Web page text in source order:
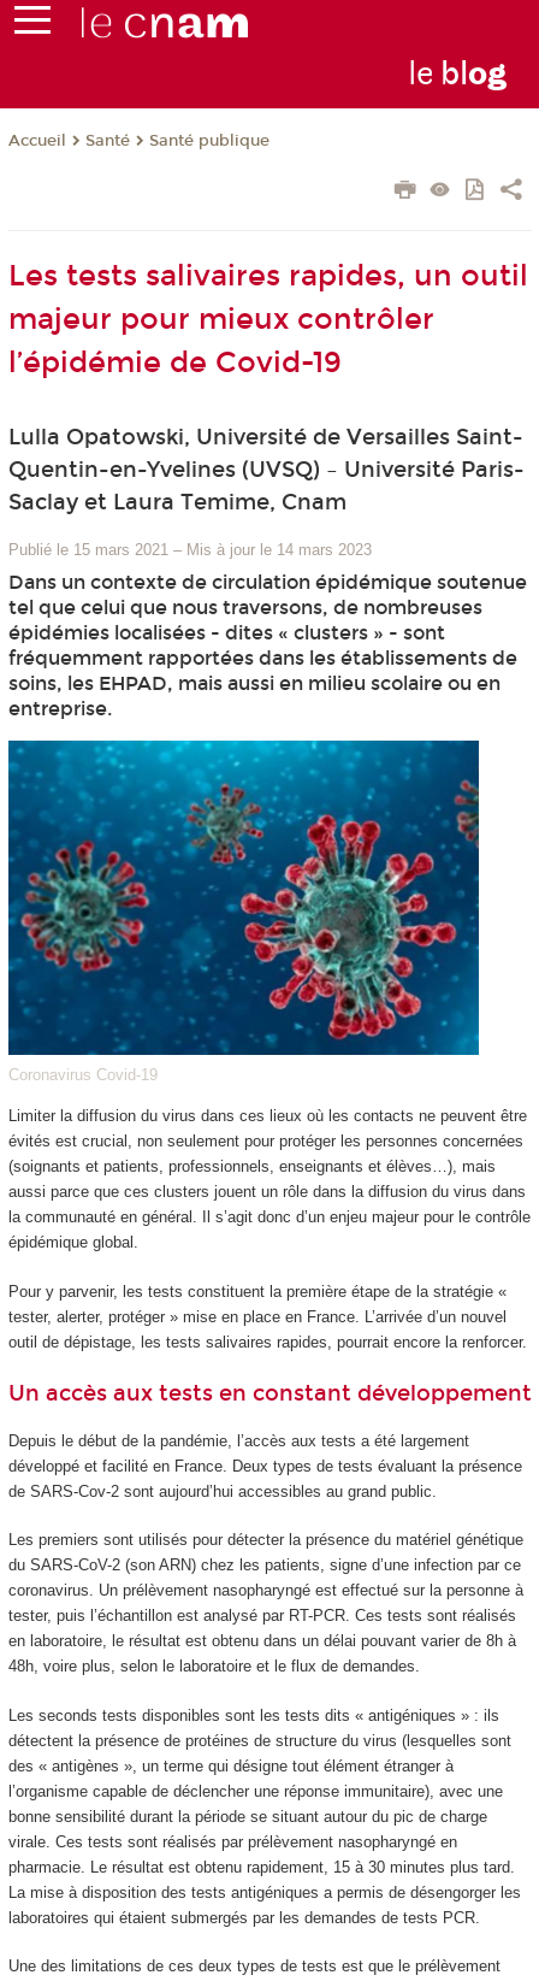
le blog
Accueil Santé Santé publique
Les tests salivaires rapides, un outil
majeur pour mieux contrôler
l’épidémie de Covid-19
Lulla Opatowski, Université de Versailles Saint-
Quentin-en-Yvelines (UVSQ) – Université Paris-
Saclay et Laura Temime, Cnam
Publié le 15 mars 2021 – Mis à jour le 14 mars 2023
Dans un contexte de circulation épidémique soutenue
tel que celui que nous traversons, de nombreuses
épidémies localisées - dites « clusters » - sont
fréquemment rapportées dans les établissements de
soins, les EHPAD, mais aussi en milieu scolaire ou en
entreprise.
Coronavirus Covid-19
Limiter la diffusion du virus dans ces lieux où les contacts ne peuvent être
évités est crucial, non seulement pour protéger les personnes concernées
(soignants et patients, professionnels, enseignants et élèves…), mais
aussi parce que ces clusters jouent un rôle dans la diffusion du virus dans
la communauté en général. Il s’agit donc d’un enjeu majeur pour le contrôle
épidémique global.
Pour y parvenir, les tests constituent la première étape de la stratégie «
tester, alerter, protéger » mise en place en France. L’arrivée d’un nouvel
outil de dépistage, les tests salivaires rapides, pourrait encore la renforcer.
Un accès aux tests en constant développement
Depuis le début de la pandémie, l’accès aux tests a été largement
développé et facilité en France. Deux types de tests évaluant la présence
de SARS-Cov-2 sont aujourd’hui accessibles au grand public.
Les premiers sont utilisés pour détecter la présence du matériel génétique
du SARS-CoV-2 (son ARN) chez les patients, signe d’une infection par ce
coronavirus. Un prélèvement nasopharyngé est effectué sur la personne à
tester, puis l’échantillon est analysé par RT-PCR. Ces tests sont réalisés
en laboratoire, le résultat est obtenu dans un délai pouvant varier de 8h à
48h, voire plus, selon le laboratoire et le flux de demandes.
Les seconds tests disponibles sont les tests dits « antigéniques » : ils
détectent la présence de protéines de structure du virus (lesquelles sont
des « antigènes », un terme qui désigne tout élément étranger à
l’organisme capable de déclencher une réponse immunitaire), avec une
bonne sensibilité durant la période se situant autour du pic de charge
virale. Ces tests sont réalisés par prélèvement nasopharyngé en
pharmacie. Le résultat est obtenu rapidement, 15 à 30 minutes plus tard.
La mise à disposition des tests antigéniques a permis de désengorger les
laboratoires qui étaient submergés par les demandes de tests PCR.
Une des limitations de ces deux types de tests est que le prélèvement